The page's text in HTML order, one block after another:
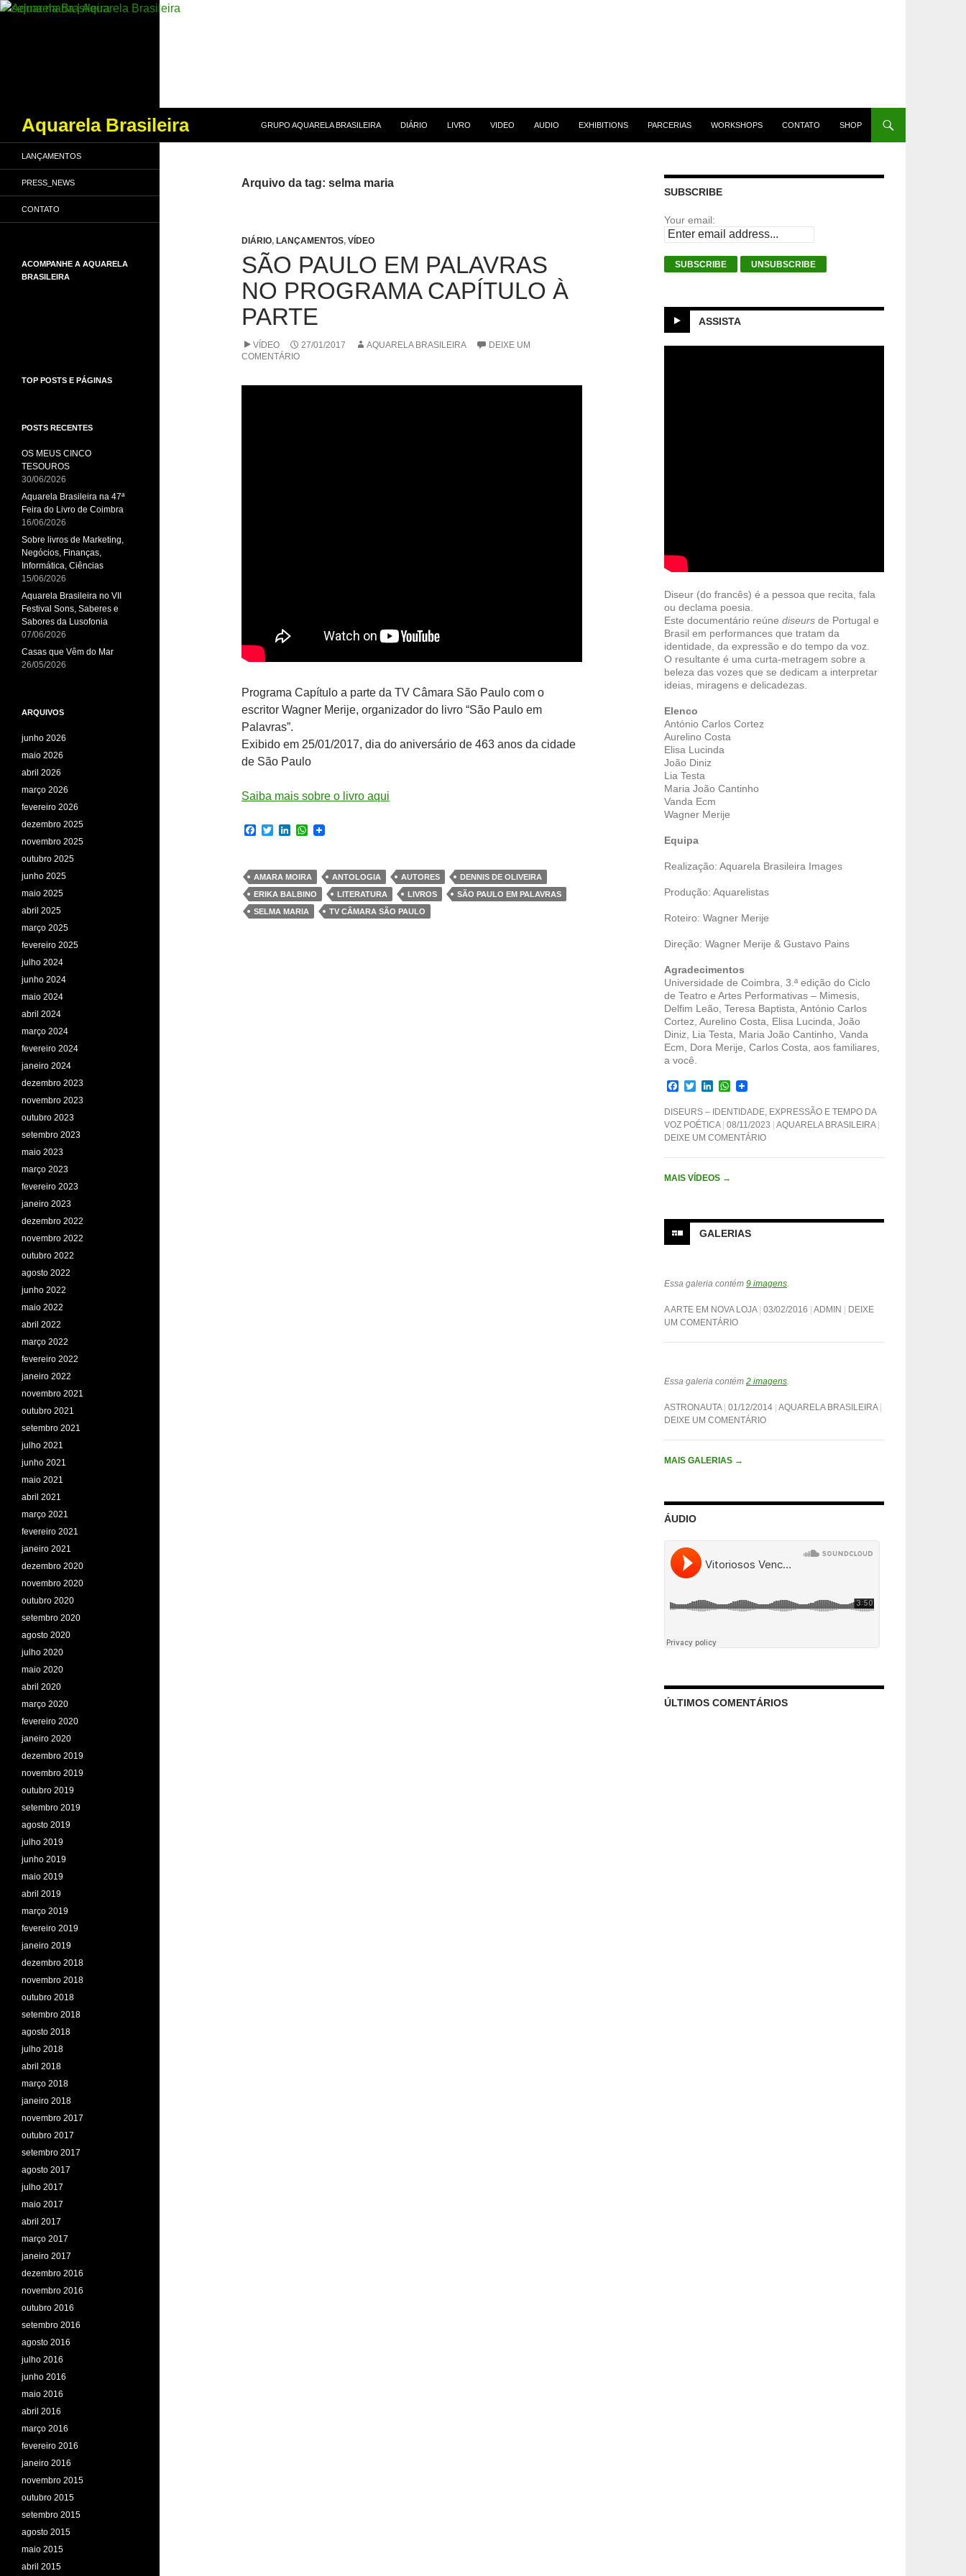
Aquarela Brasileira
GRUPO AQUARELA BRASILEIRA
DIÁRIO LIVRO VIDEO AUDIO EXHIBITIONS PARCERIAS WORKSHOPS CONTATO SHOP
Arquivo da tag: selma maria
DIÁRIO, LANÇAMENTOS, VÍDEO
SÃO PAULO EM PALAVRAS
NO PROGRAMA CAPÍTULO À
PARTE
VÍDEO 27/01/2017 AQUARELA BRASILEIRA
DEIXE UM
COMENTÁRIO
Programa Capítulo a parte da TV Câmara São Paulo com o
escritor Wagner Merije, organizador do livro “São Paulo em
Palavras”.
Exibido em 25/01/2017, dia do aniversário de 463 anos da cidade
de São Paulo
Saiba mais sobre o livro aqui
F
b
o
o
k
T
t
e
r
L
e
d
I
n
W
s
A
p
p
AMARA MOIRA ANTOLOGIA AUTORES
DENNIS DE OLIVEIRA
ERIKA BALBINO
LITERATURA LIVROS
SÃO PAULO EM PALAVRAS
SELMA MARIA
TV CÂMARA SÃO PAULO
SUBSCRIBE
Your email:
ASSISTA
Diseur (do francês) é a pessoa que recita, fala
ou declama poesia.
Este documentário reúne diseurs de Portugal e
Brasil em performances que tratam da
identidade, da expressão e do tempo da voz.
O resultante é uma curta-metragem sobre a
beleza das vozes que se dedicam a interpretar
ideias, miragens e delicadezas.
Elenco
António Carlos Cortez
Aurelino Costa
Elisa Lucinda
João Diniz
Lia Testa
Maria João Cantinho
Vanda Ecm
Wagner Merije
Equipa
Realização: Aquarela Brasileira Images
Produção: Aquarelistas
Roteiro: Wagner Merije
Direção: Wagner Merije & Gustavo Pains
Agradecimentos
Universidade de Coimbra, 3.ª edição do Ciclo
de Teatro e Artes Performativas – Mimesis,
Delfim Leão, Teresa Baptista, António Carlos
Cortez, Aurelino Costa, Elisa Lucinda, João
Diniz, Lia Testa, Maria João Cantinho, Vanda
Ecm, Dora Merije, Carlos Costa, aos familiares,
a você.
F
c
e
b
o
o
T
i
t
t
e
r
L
n
k
e
d
I
W
a
t
s
A
p
DISEURS – IDENTIDADE, EXPRESSÃO E TEMPO DA
VOZ POÉTICA
08/11/2023
AQUARELA BRASILEIRA
DEIXE UM COMENTÁRIO
MAIS VÍDEOS →
GALERIAS
Essa galeria contém 9 imagens
A ARTE EM NOVA LOJA 03/02/2016 ADMIN
DEIXE
UM COMENTÁRIO
Essa galeria contém 2 imagens
ASTRONAUTA 01/12/2014 AQUARELA BRASILEIRA
DEIXE UM COMENTÁRIO
MAIS GALERIAS →
ÁUDIO
ÚLTIMOS COMENTÁRIOS
LANÇAMENTOS
PRESS_NEWS
CONTATO
ACOMPANHE A AQUARELA
BRASILEIRA
TOP POSTS E PÁGINAS
POSTS RECENTES
OS MEUS CINCO
TESOUROS
30/06/2026
Aquarela Brasileira na 47ª
Feira do Livro de Coimbra
16/06/2026
Sobre livros de Marketing,
Negócios, Finanças,
Informática, Ciências
15/06/2026
Aquarela Brasileira no VII
Festival Sons, Saberes e
Sabores da Lusofonia
07/06/2026
Casas que Vêm do Mar
26/05/2026
ARQUIVOS
junho 2026
maio 2026
abril 2026
março 2026
fevereiro 2026
dezembro 2025
novembro 2025
outubro 2025
junho 2025
maio 2025
abril 2025
março 2025
fevereiro 2025
julho 2024
junho 2024
maio 2024
abril 2024
março 2024
fevereiro 2024
janeiro 2024
dezembro 2023
novembro 2023
outubro 2023
setembro 2023
maio 2023
março 2023
fevereiro 2023
janeiro 2023
dezembro 2022
novembro 2022
outubro 2022
agosto 2022
junho 2022
maio 2022
abril 2022
março 2022
fevereiro 2022
janeiro 2022
novembro 2021
outubro 2021
setembro 2021
julho 2021
junho 2021
maio 2021
abril 2021
março 2021
fevereiro 2021
janeiro 2021
dezembro 2020
novembro 2020
outubro 2020
setembro 2020
agosto 2020
julho 2020
maio 2020
abril 2020
março 2020
fevereiro 2020
janeiro 2020
dezembro 2019
novembro 2019
outubro 2019
setembro 2019
agosto 2019
julho 2019
junho 2019
maio 2019
abril 2019
março 2019
fevereiro 2019
janeiro 2019
dezembro 2018
novembro 2018
outubro 2018
setembro 2018
agosto 2018
julho 2018
abril 2018
março 2018
janeiro 2018
novembro 2017
outubro 2017
setembro 2017
agosto 2017
julho 2017
maio 2017
abril 2017
março 2017
janeiro 2017
dezembro 2016
novembro 2016
outubro 2016
setembro 2016
agosto 2016
julho 2016
junho 2016
maio 2016
abril 2016
março 2016
fevereiro 2016
janeiro 2016
novembro 2015
outubro 2015
setembro 2015
agosto 2015
maio 2015
abril 2015